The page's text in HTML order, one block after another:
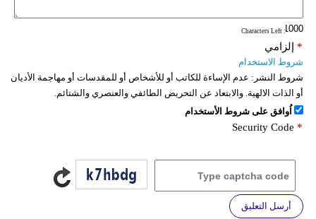
: Characters Left
إلزامي *
شروط الاستخدام
شروط النشر: عدم الإساءة للكاتب أو للأشخاص أو للمقدسات أو مهاجمة الأديان
أو الذات الالهية. والابتعاد عن التحريض الطائفي والعنصري والشتائم.
اُوافق على شروط الأستخدام
Security Code *
أرسل التعليق